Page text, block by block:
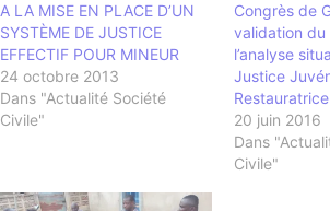
A LA MISE EN PLACE D’UN
SYSTÈME DE JUSTICE
EFFECTIF POUR MINEUR
24 octobre 2013
Dans "Actualité Société
Civile"
Congrès de
validation
l’analyse
Justice
20 juin 2016
Dans
Civile"